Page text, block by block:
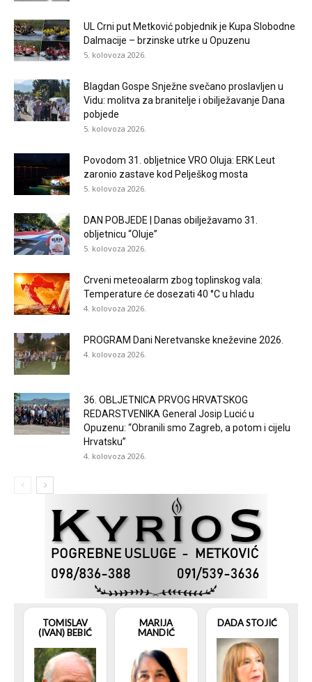
UL Crni put Metković pobjednik je Kupa Slobodne
Dalmacije – brzinske utrke u Opuzenu
5. kolovoza 2026.
Blagdan Gospe Snježne svečano proslavljen u
Vidu: molitva za branitelje i obilježavanje Dana
pobjede
5. kolovoza 2026.
Povodom 31. obljetnice VRO Oluja: ERK Leut
zaronio zastave kod Pelješkog mosta
5. kolovoza 2026.
DAN POBJEDE | Danas obilježavamo 31.
obljetnicu “Oluje”
5. kolovoza 2026.
Crveni meteoalarm zbog toplinskog vala:
Temperature će dosezati 40 °C u hladu
4. kolovoza 2026.
PROGRAM Dani Neretvanske kneževine 2026.
4. kolovoza 2026.
36. OBLJETNICA PRVOG HRVATSKOG
REDARSTVENIKA General Josip Lucić u
Opuzenu: “Obranili smo Zagreb, a potom i cijelu
Hrvatsku”
4. kolovoza 2026.